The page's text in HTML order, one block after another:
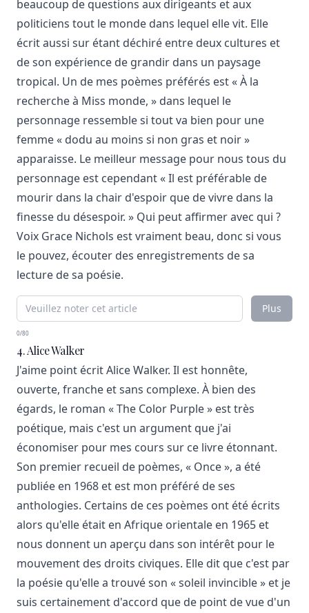
beaucoup de questions aux dirigeants et aux
politiciens tout le monde dans lequel elle vit. Elle
écrit aussi sur étant déchiré entre deux cultures et
de son expérience de grandir dans un paysage
tropical. Un de mes poèmes préférés est « À la
recherche à Miss monde, » dans lequel le
personnage ressemble si tout va bien pour une
femme « dodu au moins si non gras et noir »
apparaisse. Le meilleur message pour nous tous du
personnage est cependant « Il est préférable de
mourir dans la chair d'espoir que de vivre dans la
finesse du désespoir. » Qui peut affirmer avec qui ?
Voix Grace Nichols est vraiment beau, donc si vous
le pouvez, écouter des enregistrements de sa
lecture de sa poésie.
Plus
0/80
4. Alice Walker
J'aime point écrit Alice Walker. Il est honnête,
ouverte, franche et sans complexe. À bien des
égards, le roman « The Color Purple » est très
poétique, mais c'est un argument que j'ai
économiser pour mes cours sur ce livre étonnant.
Son premier recueil de poèmes, « Once », a été
publiée en 1968 et est mon préféré de ses
anthologies. Certains de ces poèmes ont été écrits
alors qu'elle était en Afrique orientale en 1965 et
nous donnent un aperçu dans son intérêt pour le
mouvement des droits civiques. Elle dit que c'est par
la poésie qu'elle a trouvé son « soleil invincible » et je
suis certainement d'accord que de point de vue d'un